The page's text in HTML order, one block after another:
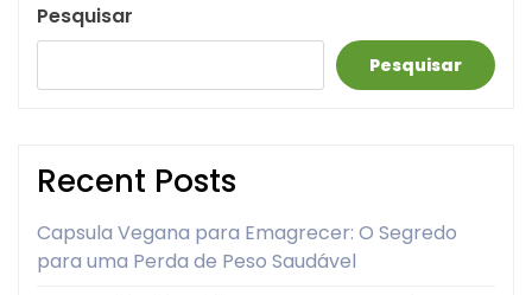
Pesquisar
Pesquisar
Recent Posts
Capsula Vegana para Emagrecer: O Segredo
para uma Perda de Peso Saudável